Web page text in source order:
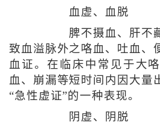
血虚、血脱
脾不摄血、肝不
致血溢脉外之咯血、吐血、
血证。在临床中常见于大
血、崩漏等短时间内因大量
“急性虚证”的一种表现。
阴虚、阴脱